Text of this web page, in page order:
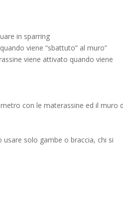
in sparring
viene “sbattuto” al muro”
viene attivato quando viene
con le materassine ed il muro
usare solo gambe o braccia, chi si